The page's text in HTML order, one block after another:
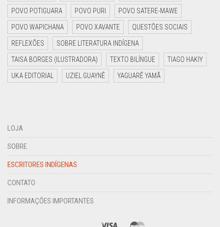
POVO POTIGUARA POVO PURI POVO SATERE-MAWE
POVO WAPICHANA POVO XAVANTE QUESTÕES SOCIAIS
REFLEXÕES SOBRE LITERATURA INDÍGENA
TAISA BORGES (ILUSTRADORA) TEXTO BILÍNGUE TIAGO HAKIY
UKA EDITORIAL UZIEL GUAYNÊ YAGUARÊ YAMÃ
LOJA
SOBRE
ESCRITORES INDÍGENAS
CONTATO
INFORMAÇÕES IMPORTANTES